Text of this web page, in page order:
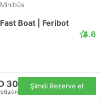
Boat | Feribot
4.6
30 Şimdi Rezerve et